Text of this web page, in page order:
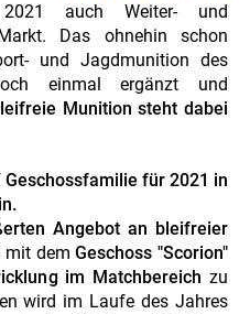
auch Weiter- und
Das ohnehin schon
und Jagdmunition des
einmal ergänzt und
Munition steht dabei
für 2021 in
Angebot an bleifreier
mit dem Geschoss "Scorion"
im Matchbereich zu
wird im Laufe des Jahres